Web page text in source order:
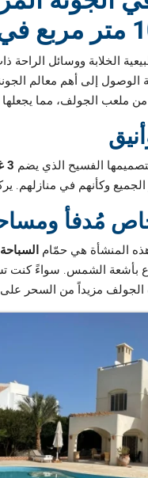
الخلابة ووسائل
إلى أهم معالم
من ملعب الجولف، مما
الفسيح الذي يضم 3 غرف نوم
وكأنهم في منازلهم.
مُدفأ
المنشأة هي حمّام
بأشعة الشمس. سواءً كنت
مزيداً من السحر على